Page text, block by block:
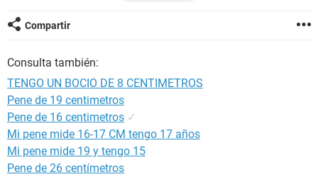
brusca por cierto, me dijeron que no era posible y que para
qué iba con ese papel.
muy preocupado y me cuesta mucho concentrarme en el
trabajo o en lo que sea, solo pienso en ese gran bulto duro y
no paro de mirarlo. Ademas desde hace unos días me duele
y me da pinchazos, pero ya no sé si es un tema psicológico
o bien un síntoma.
Las dudas que tengo son:
- Una vez visto que la función tiroidea es normal, a que se
puede deber este gran bulto? ¿Que opciones de hay? me
preocupa la prisa de mi médico, me hace pensar que es algo
Compartir
Consulta también:
TENGO UN BOCIO DE 8 CENTIMETROS
Pene de 19 centimetros
Pene de 16 centimetros ✓
Mi pene mide 16-17 CM tengo 17 años
Mi pene mide 19 y tengo 15
Pene de 26 centímetros